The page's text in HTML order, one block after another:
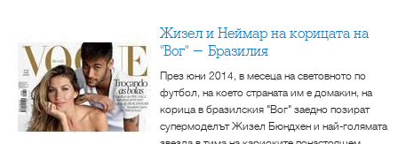
Жизел и Неймар на корицата на
"Вог" - Бразилия
През юни 2014, в месеца на световното по
футбол, на което страната им е домакин, на
корица в бразилския "Вог" заедно позират
супермоделът Жизел Бюндхен и най-голямата